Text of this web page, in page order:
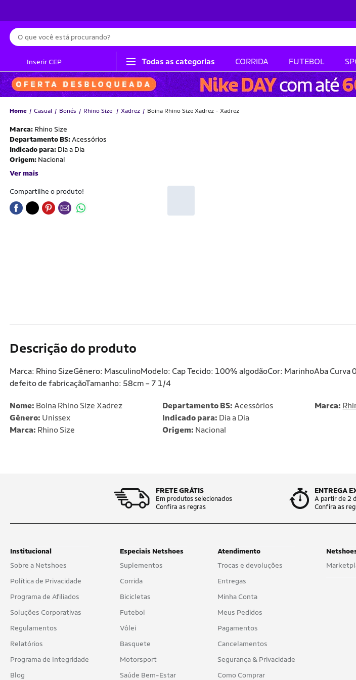
Busca
Inserir CEP Todas as categorias CORRIDA FUTEBOL
Home Casual Bonés Rhino Size Xadrez Boina Rhino Size Xadrez - Xadrez
Marca: Rhino Size
Departamento BS: Acessórios
Indicado para: Dia a Dia
Origem: Nacional
Ver mais
Compartilhe o produto!
Descrição do produto
Marca: Rhino SizeGênero: MasculinoModelo: Cap Tecido: 100% algodãoCor: MarinhoAba
defeito de fabricaçãoTamanho: 58cm – 7 1/4
Nome: Boina Rhino Size Xadrez
Gênero: Unissex
Marca: Rhino Size
Departamento BS: Acessórios
Indicado para: Dia a Dia
Origem: Nacional
Marca:
FRETE GRÁTIS
Em produtos selecionados
Confira as regras
ENTREGA
A partir de 2
Confira as
Institucional
Sobre a Netshoes
Política de Privacidade
Programa de Afiliados
Soluções Corporativas
Regulamentos
Relatórios
Programa de Integridade
Blog
Especiais Netshoes
Suplementos
Corrida
Bicicletas
Futebol
Vôlei
Basquete
Motorsport
Saúde Bem-Estar
Atendimento
Trocas e devoluções
Entregas
Minha Conta
Meus Pedidos
Pagamentos
Cancelamentos
Segurança & Privacidade
Como Comprar